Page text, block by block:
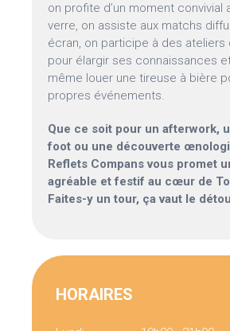
on profite d’un moment convivial
verre, on assiste aux matchs
écran, on participe à des ateliers
pour élargir ses connaissances
même louer une tireuse à bière
propres événements.
Que ce soit pour un afterwork,
foot ou une découverte
Reflets Compans vous promet
agréable et festif au cœur de
Faites-y un tour, ça vaut le
HORAIRES